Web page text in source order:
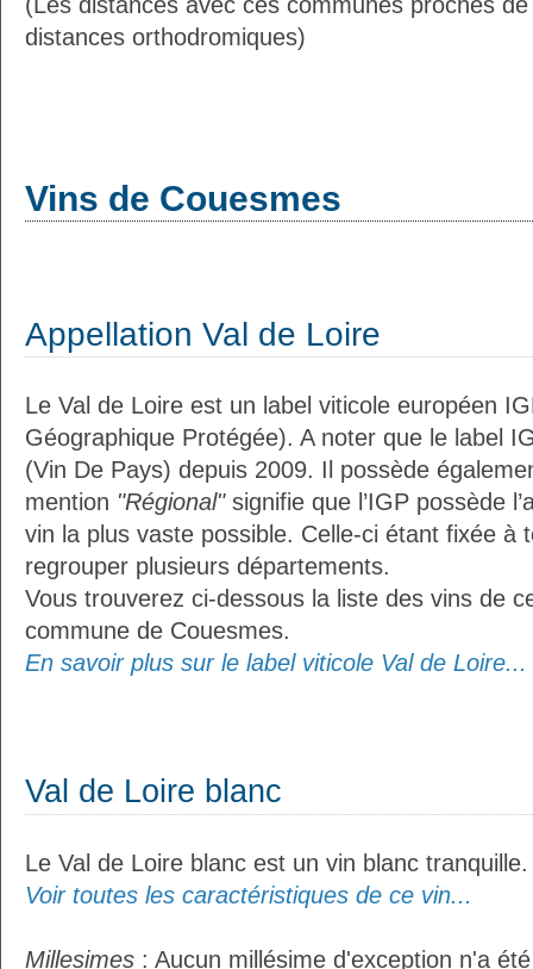
distances orthodromiques)
Vins de Couesmes
Appellation Val de Loire
Le Val de Loire est un label viticole européen
Géographique Protégée). A noter que le label
(Vin De Pays) depuis 2009. Il possède
mention "Régional"signifie que l’IGP possède
vin la plus vaste possible. Celle-ci étant fixée à
regrouper plusieurs départements.
Vous trouverez ci-dessous la liste des vins de
commune de Couesmes.
En savoir plus sur le label viticole Val de Loire...
Val de Loire blanc
Le Val de Loire blanc est un vin blanc tranquille.
Voir toutes les caractéristiques de ce vin...
Millesimes : Aucun millésime d'exception n'a